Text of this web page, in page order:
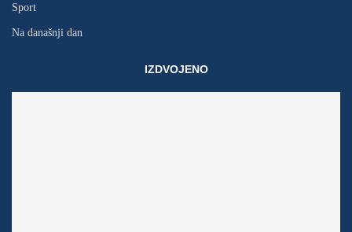
Sport
Na današnji dan
IZDVOJENO